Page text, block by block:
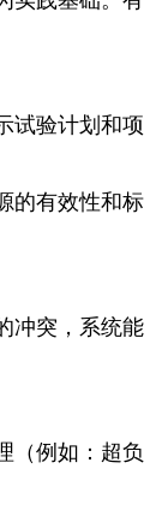
试验计划和项
的有效性和标
冲突，系统能
（例如：超负